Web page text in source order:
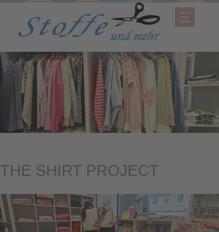
THE SHIRT PROJECT